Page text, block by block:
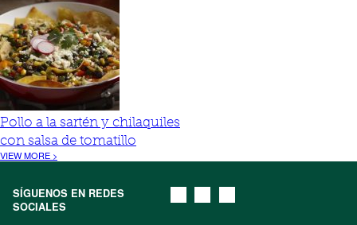
Pollo a la sartén y chilaquiles
con salsa de tomatillo
VIEW MORE >
SÍGUENOS EN REDES
SOCIALES